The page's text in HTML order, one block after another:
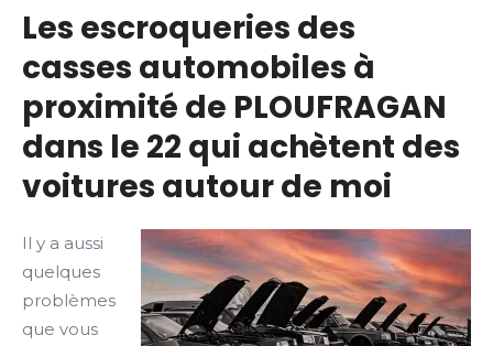
Les escroqueries des
casses automobiles à
proximité de PLOUFRAGAN
dans le 22 qui achètent des
voitures autour de moi
Il y a aussi
quelques
problèmes
que vous